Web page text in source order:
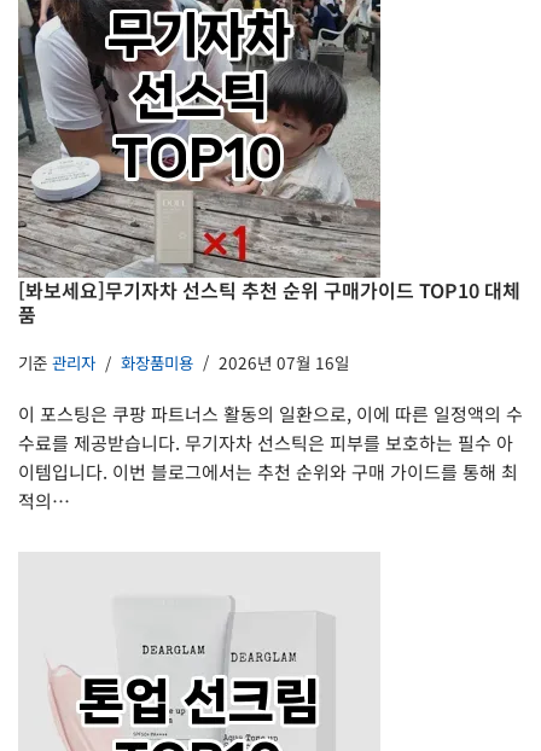
[봐보세요]무기자차 선스틱 추천 순위 구매가이드 TOP10 대체
품
기준 관리자 화장품미용 2026년 07월 16일
이 포스팅은 쿠팡 파트너스 활동의 일환으로, 이에 따른 일정액의 수
수료를 제공받습니다. 무기자차 선스틱은 피부를 보호하는 필수 아
이템입니다. 이번 블로그에서는 추천 순위와 구매 가이드를 통해 최
적의…